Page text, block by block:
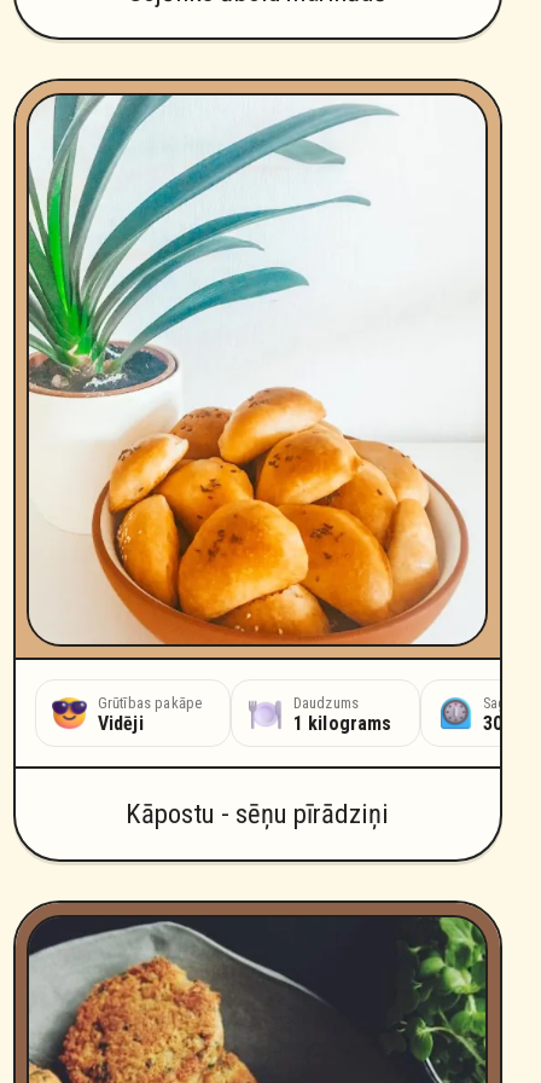
laiks Grūtības pakāpe
Vidēji
Daudzums
1 kilograms 30
Kāpostu - sēņu pīrādziņi